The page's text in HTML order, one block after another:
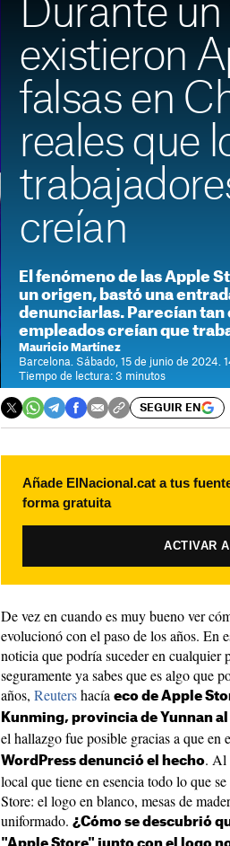
Durante
existieron
falsas en
reales que
creían
El fenómeno de las Apple
un origen, bastó una
denunciarlas. Parecían tan
empleados creían que
Mauricio Martínez
Barcelona. Sábado, 15 de junio de 2024.
Tiempo de lectura: 3 minutos
SEGUIR EN
Añade ElNacional.cat a tus
forma gratuita
ACTIVAR
De vez en cuando es muy bueno ver
evolucionó con el paso de los años. En
noticia que podría suceder en
seguramente ya sabes que es algo que
años, Reutershacía eco de Apple
Kunming, provincia de Yunnan
el hallazgo fue posible gracias a que en
WordPress denunció el hecho. Al
local que tiene en esencia todo lo que
Store: el logo en blanco, mesas de
uniformado. ¿Cómo se descubrió